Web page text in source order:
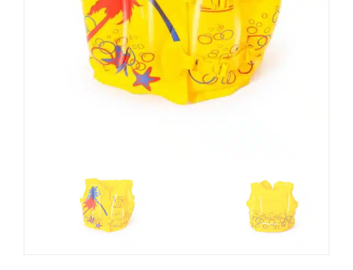
MOBILIARIO HINCHABLE
CAMPING
ACCESORIOS DE PISCINAS